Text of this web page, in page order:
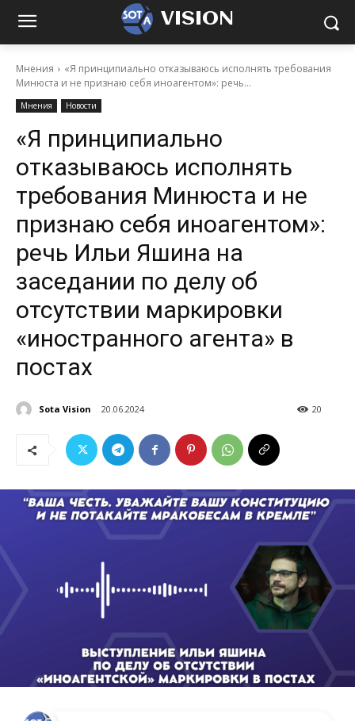
VISION
Мнения
«Я принципиально отказываюсь исполнять требования
Минюста и не признаю себя иноагентом»: речь...
Мнения Новости
«Я принципиально
отказываюсь исполнять
требования Минюста и не
признаю себя иноагентом»:
речь Ильи Яшина на
заседании по делу об
отсутствии маркировки
«иностранного агента» в
постах
Sota Vision 20.06.2024 20